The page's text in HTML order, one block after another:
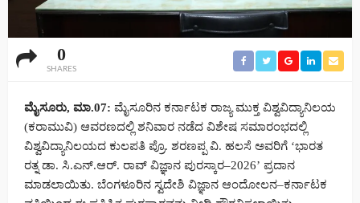
0
SHARES
ಮೈಸೂರು, ಮಾ.07: ಮೈಸೂರಿನ ಕರ್ನಾಟಕ ರಾಜ್ಯ ಮುಕ್ತ ವಿಶ್ವವಿದ್ಯಾನಿಲಯ
(ಕರಾಮುವಿ) ಆವರಣದಲ್ಲಿ ಶನಿವಾರ ನಡೆದ ವಿಶೇಷ ಸಮಾರಂಭದಲ್ಲಿ
ವಿಶ್ವವಿದ್ಯಾನಿಲಯದ ಕುಲಪತಿ ಪ್ರೊ. ಶರಣಪ್ಪ ವಿ. ಹಲಸೆ ಅವರಿಗೆ ‘ಭಾರತ
ರತ್ನ ಡಾ. ಸಿ.ಎನ್.ಆರ್. ರಾವ್ ವಿಜ್ಞಾನ ಪುರಸ್ಕಾರ–2026’ ಪ್ರದಾನ
ಮಾಡಲಾಯಿತು. ಬೆಂಗಳೂರಿನ ಸ್ವದೇಶಿ ವಿಜ್ಞಾನ ಆಂದೋಲನ–ಕರ್ನಾಟಕ